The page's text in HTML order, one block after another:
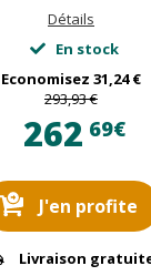
Détails
En stock
Economisez 31,24 €
293,93 €
262 69€
J'en profite
Livraison